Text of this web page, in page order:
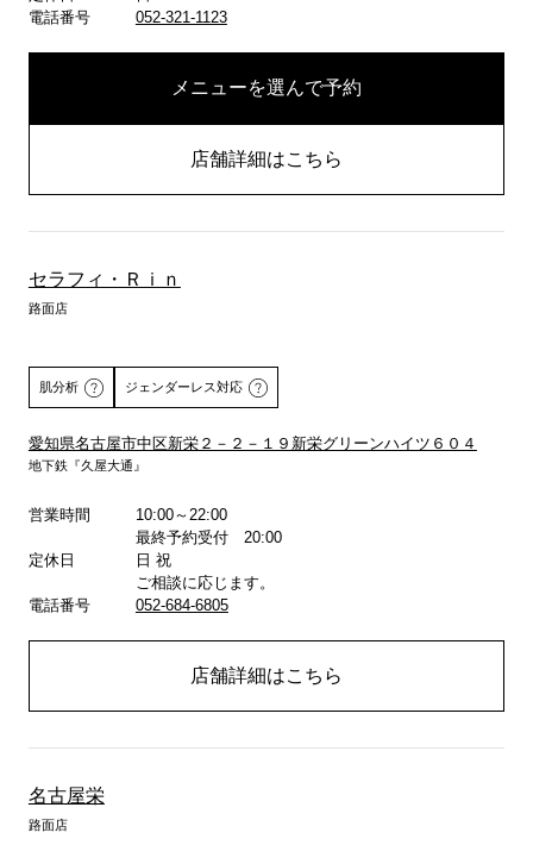
電話番号
052-321-1123
メニューを選んで予約
店舗詳細はこちら
セラフィ・Ｒｉｎ
路面店
肌分析 ジェンダーレス対応
愛知県名古屋市中区新栄２－２－１９新栄グリーンハイツ６０４
地下鉄『久屋大通』
営業時間
10:00～22:00
最終予約受付 20:00
定休日
日 祝
ご相談に応じます。
電話番号
052-684-6805
店舗詳細はこちら
名古屋栄
路面店